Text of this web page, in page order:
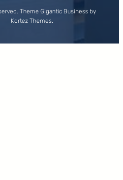
Theme Gigantic Business by
Kortez Themes.